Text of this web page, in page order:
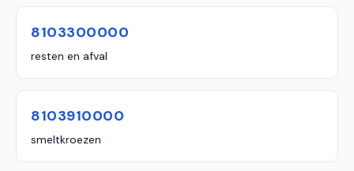
8103300000
resten en afval
8103910000
smeltkroezen